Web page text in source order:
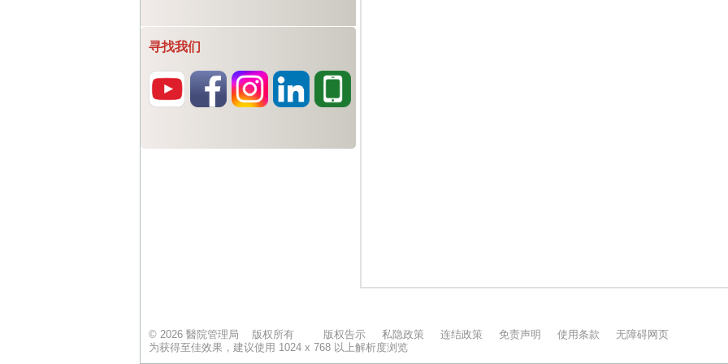
寻找我们
© 2026 醫院管理局 版权所有
版权告示 私隐政策 连结政策 免责声明 使用条款
无障碍网页
为获得至佳效果，建议使用 1024 x 768 以上解析度浏览